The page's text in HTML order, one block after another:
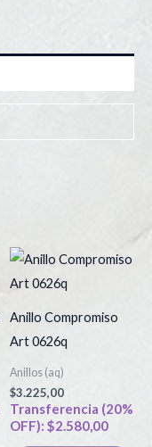
Este
producto
Las
opciones
se
Anillo Compromiso
Art 0626q
Anillos (aq)
$3.225,00
Transferencia (20%
OFF): $2.580,00